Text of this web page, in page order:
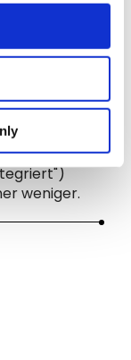
bei
(nach
wieder
weniger.